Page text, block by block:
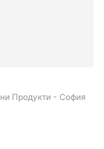
Продукти - София